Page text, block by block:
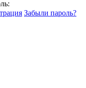
Забыли пароль?